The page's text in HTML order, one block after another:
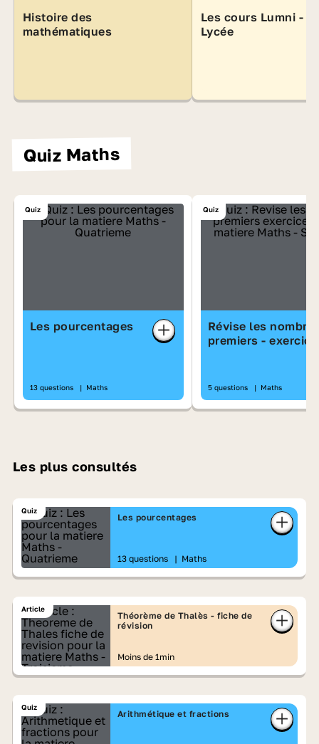
Histoire des
mathématiques
Les cours Lumni -
Lycée
Quiz Maths
Quiz
Les pourcentages
13 questions | Maths
Quiz
Révise les
premiers - exercice
5 questions | Maths
Les plus consultés
Quiz
Les pourcentages
13 questions | Maths
Article
Théorème de Thalès - fiche de
révision
Moins de 1min
Quiz
Arithmétique et fractions